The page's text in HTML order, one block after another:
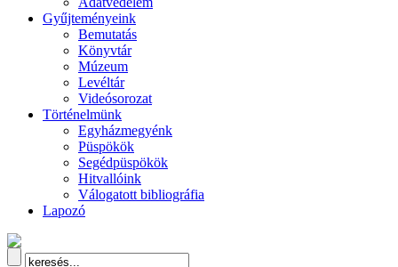
Gyűjteményeink
Bemutatás
Könyvtár
Múzeum
Levéltár
Videósorozat
Történelmünk
Egyházmegyénk
Püspökök
Segédpüspökök
Hitvallóink
Válogatott bibliográfia
Lapozó